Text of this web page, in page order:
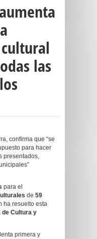
las
confirma que “se
para hacer
presentados,
para el
de 59
ha resuelto esta
de Cultura y
primera y